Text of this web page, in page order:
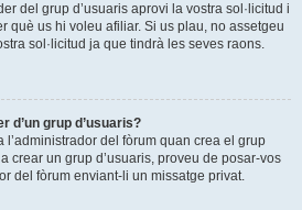
del grup d’usuaris aprovi la vostra sol·licitud i
què us hi voleu afiliar. Si us plau, no assetgeu
sol·licitud ja que tindrà les seves raons.
d’un grup d’usuaris?
l’administrador del fòrum quan crea el grup
crear un grup d’usuaris, proveu de posar-vos
del fòrum enviant-li un missatge privat.